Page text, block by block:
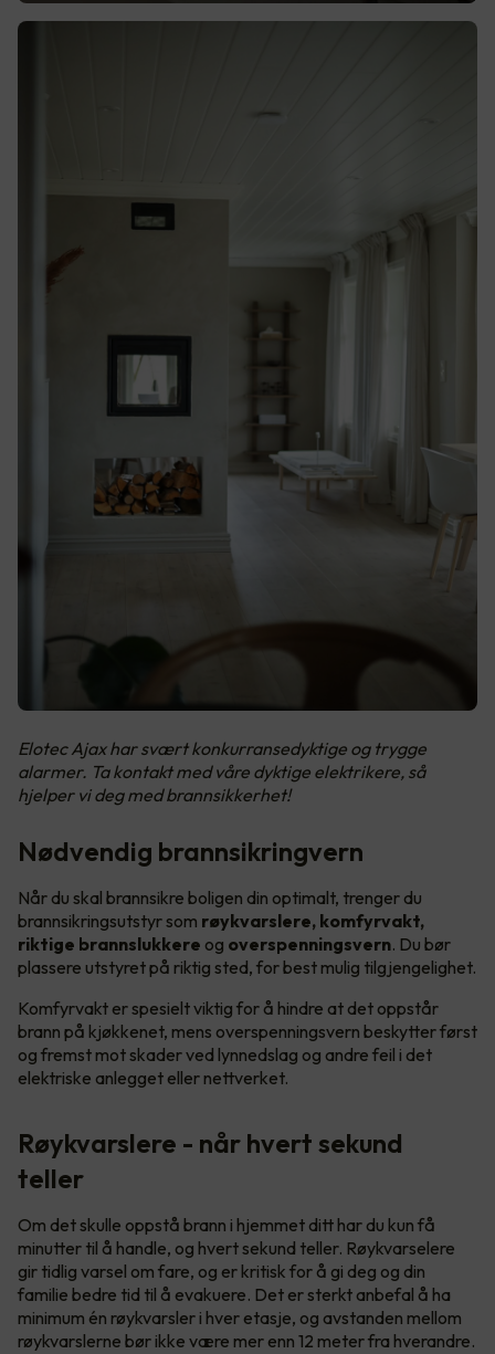
Elotec Ajax har svært konkurransedyktige og trygge
alarmer. Ta kontakt med våre dyktige elektrikere, så
hjelper vi deg med brannsikkerhet!
Nødvendig brannsikringvern
Når du skal brannsikre boligen din optimalt, trenger du
brannsikringsutstyr som røykvarslere, komfyrvakt,
riktige brannslukkere og overspenningsvern. Du bør
plassere utstyret på riktig sted, for best mulig tilgjengelighet.
Komfyrvakt er spesielt viktig for å hindre at det oppstår
brann på kjøkkenet, mens overspenningsvern beskytter først
og fremst mot skader ved lynnedslag og andre feil i det
elektriske anlegget eller nettverket.
Røykvarslere - når hvert sekund
teller
Om det skulle oppstå brann i hjemmet ditt har du kun få
minutter til å handle, og hvert sekund teller. Røykvarselere
gir tidlig varsel om fare, og er kritisk for å gi deg og din
familie bedre tid til å evakuere. Det er sterkt anbefal å ha
minimum én røykvarsler i hver etasje, og avstanden mellom
røykvarslerne bør ikke være mer enn 12 meter fra hverandre.